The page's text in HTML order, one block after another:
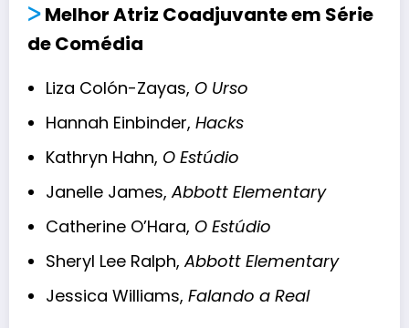
ᐳMelhor Atriz Coadjuvante em Série
de Comédia
Liza Colón-Zayas, O Urso
Hannah Einbinder,Hacks
Kathryn Hahn, O Estúdio
Janelle James,Abbott Elementary
Catherine O’Hara, O Estúdio
Sheryl Lee Ralph,Abbott Elementary
Jessica Williams,Falando a Real